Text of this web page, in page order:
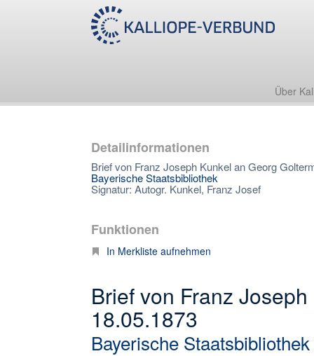
Über
Detailinformationen
Brief von Franz Joseph Kunkel an Georg
Bayerische Staatsbibliothek
Signatur: Autogr. Kunkel, Franz Josef
Funktionen
In Merkliste aufnehmen
Brief von Franz
18.05.1873
Bayerische Staatsbibliothek